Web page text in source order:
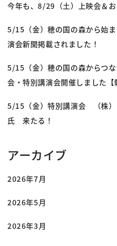
今年も、8/29（土）上映会＆お
5/15（金）穂の国の森から始
演会新聞掲載されました！
5/15（金）穂の国の森からつ
会・特別講演会開催しました【
5/15（金）特別講演会 （株
氏 来たる！
アーカイブ
2026年7月
2026年5月
2026年3月